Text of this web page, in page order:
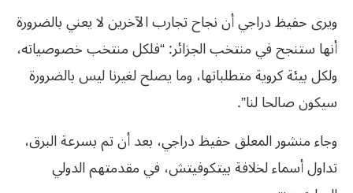
ويرى حفيظ دراجي أن نجاح تجارب الآخرين لا يعني بالضرورة
أنها ستنجح في منتخب الجزائر: “فلكل منتخب خصوصياته،
ولكل بيئة كروية متطلباتها، وما يصلح لغيرنا ليس بالضرورة
سيكون صالحا لنا”.
وجاء منشور المعلق حفيظ دراجي، بعد أن تم بسرعة البرق،
تداول أسماء لخلافة بيتكوفيتش، في مقدمتهم الدولي